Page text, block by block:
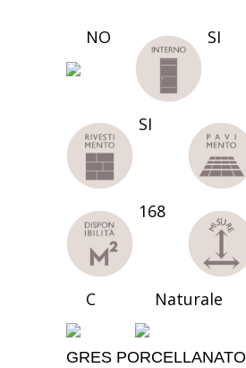
NO SI
SI
168
C Naturale
GRES PORCELLANATO